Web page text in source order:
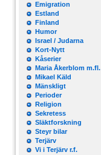
Emigration
Estland
Finland
Humor
Israel / Judarna
Kort-Nytt
Kåserier
Maria Åkerblom m.fl.
Mikael Käld
Mänskligt
Perioder
Religion
Sekretess
Släktforskning
Steyr bilar
Terjärv
Vi i Terjärv r.f.